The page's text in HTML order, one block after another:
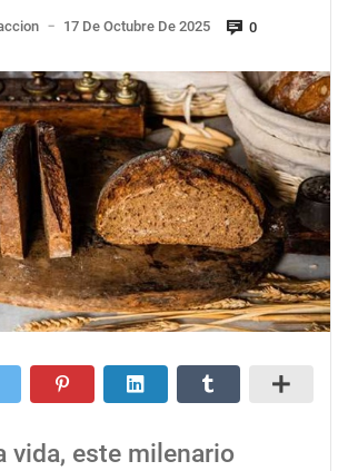
— 17 De Octubre De 2025 0
vida, este milenario